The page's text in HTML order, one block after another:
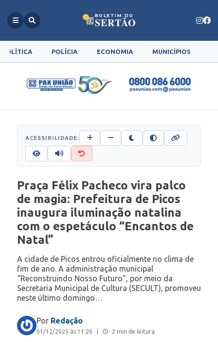
BOLETIM DO
SERTÃO
POLÍTICA POLÍCIA ECONOMIA MUNICÍPIOS
ACESSIBILIDADE:
Praça Félix Pacheco vira palco
de magia: Prefeitura de Picos
inaugura iluminação natalina
com o espetáculo “Encantos de
Natal”
A cidade de Picos entrou oficialmente no clima de
fim de ano. A administração municipal
“Reconstruindo Nosso Futuro”, por meio da
Secretaria Municipal de Cultura (SECULT), promoveu
neste último domingo…
Por Redação
01/12/2025 às 11:26 2 min de leitura